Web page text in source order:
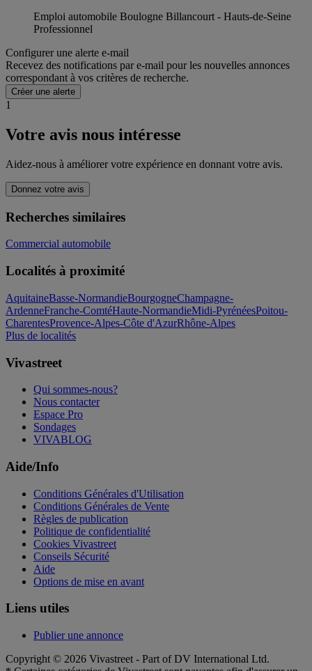
Emploi automobile Boulogne Billancourt - Hauts-de-Seine
Professionnel
Configurer une alerte e-mail
Recevez des notifications par e-mail pour les nouvelles annonces
correspondant à vos critères de recherche.
Créer une alerte
1
Votre avis nous intéresse
Aidez-nous à améliorer votre expérience en donnant votre avis.
Donnez votre avis
Recherches similaires
Commercial automobile
Localités à proximité
AquitaineBasse-NormandieBourgogneChampagne-
ArdenneFranche-ComtéHaute-NormandieMidi-PyrénéesPoitou-
CharentesProvence-Alpes-Côte d'AzurRhône-Alpes
Plus de localités
Vivastreet
Qui sommes-nous?
Nous contacter
Espace Pro
Sondages
VIVABLOG
Aide/Info
Conditions Générales d'Utilisation
Conditions Générales de Vente
Règles de publication
Politique de confidentialité
Cookies Vivastreet
Conseils Sécurité
Aide
Options de mise en avant
Liens utiles
Publier une annonce
Copyright © 2026 Vivastreet - Part of DV International Ltd.